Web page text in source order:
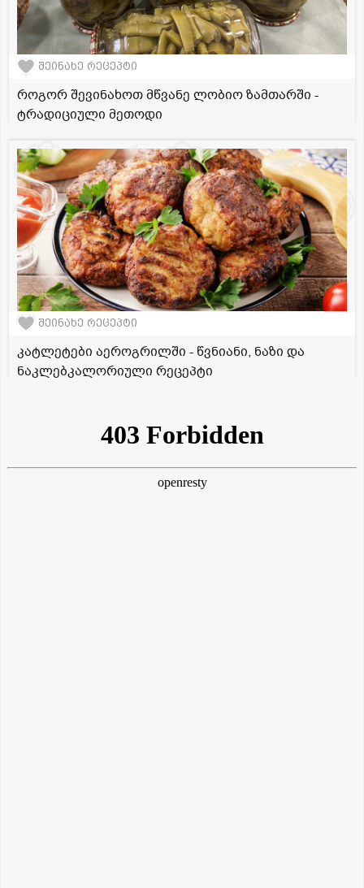
შეინახე რეცეპტი
როგორ შევინახოთ მწვანე ლობიო ზამთარში -
ტრადიციული მეთოდი
შეინახე რეცეპტი
კატლეტები აეროგრილში - წვნიანი, ნაზი და
ნაკლებკალორიული რეცეპტი